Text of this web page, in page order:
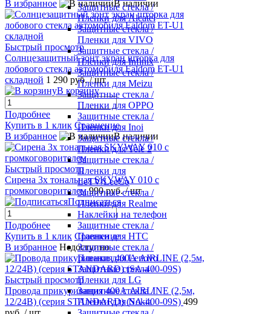
Защитные стекла /
Пленки для Alcatel
Защитные стекла /
Пленки для VIVO
Защитные стекла /
Пленки для Infinix
Защитные стекла /
Пленки для Meizu
Защитные стекла /
Пленки для OPPO
Защитные стекла /
Пленки для Inoi
Защитные стекла /
Пленки для Tele 2
Защитные стекла /
Пленки для
LeTV/LeeCo
Защитные стекла /
Пленки для Realme
Наклейки на телефон
Защитные стекла /
Пленки для HTC
Защитные стекла /
Пленки для Lenovo
Защитные стекла /
Пленки для LG
Защитные стекла /
Пленки для Nokia
В избранное
В наличии
Быстрый просмотр
Солнцезащитный зонт экран шторка для
лобового стекла автомобиля Ealdom ET-U1
складной 1 290 руб./ шт
В корзину
Подробнее
Купить в 1 клик Сравнение
В избранное
В наличии
Быстрый просмотр
Сирена 3х тональная SKYWAY 010 с
громкоговорителем 990 руб./ шт
Подписаться
Подробнее
Купить в 1 клик Сравнение
В избранное Недоступно
Быстрый просмотр
Провода прикуривания 400А AIRLINE (2,5м,
12/24В) (серия STANDARD) (SA-400-09S) 499